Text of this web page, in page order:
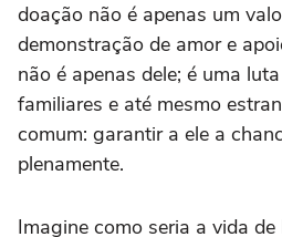
doação não é apenas um
demonstração de amor e
não é apenas dele; é uma
familiares e até mesmo
comum: garantir a ele a
plenamente.
Imagine como seria a vida